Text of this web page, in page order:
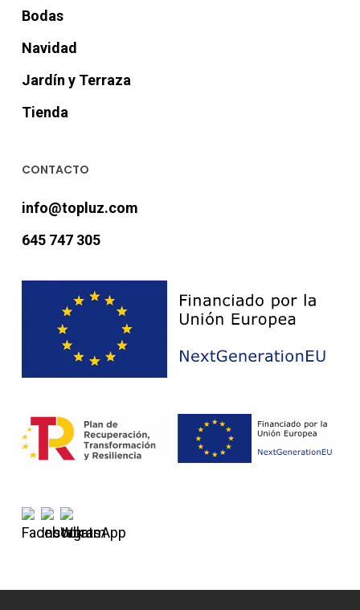
Bodas
Navidad
Jardín y Terraza
Tienda
CONTACTO
info@topluz.com
645 747 305